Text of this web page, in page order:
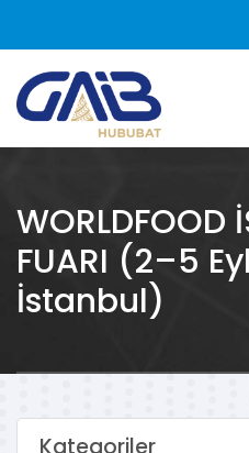
WORLDFOOD
FUARI (2–5
İstanbul)
Kategoriler